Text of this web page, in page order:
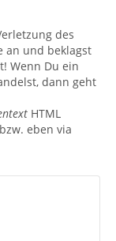
des
an und beklagst
Wenn Du ein
dann geht
HTML
eben via